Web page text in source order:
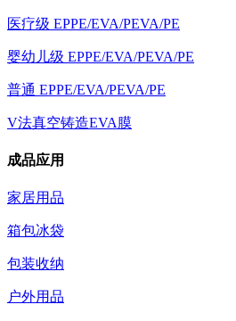
医疗级 EPPE/EVA/PEVA/PE
婴幼儿级 EPPE/EVA/PEVA/PE
普通 EPPE/EVA/PEVA/PE
V法真空铸造EVA膜
成品应用
家居用品
箱包冰袋
包装收纳
户外用品